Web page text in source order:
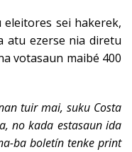
sei hakerek,
atu ezerse nia diretu
votasaun maibé 400
tuir mai, suku Costa
no kada estasaun ida
ba boletín tenke print